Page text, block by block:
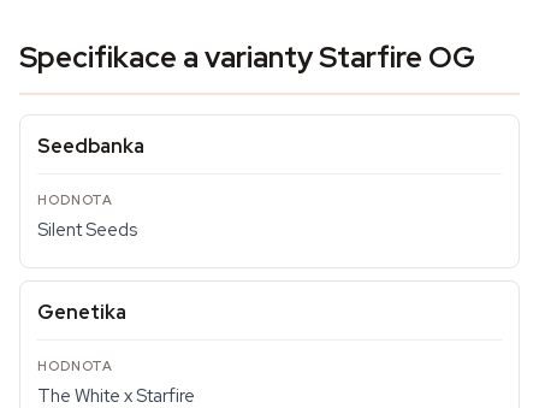
Specifikace a varianty Starfire OG
Seedbanka
Silent Seeds
Genetika
The White x Starfire